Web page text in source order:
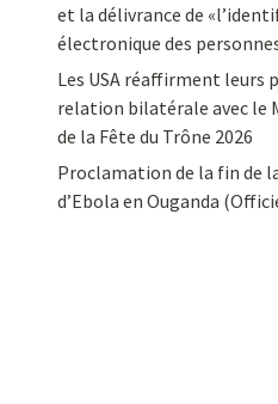
et la délivrance de
électronique des
Les USA réaffirment leurs
relation bilatérale avec le
de la Fête du Trône 2026
Proclamation de la fin de
d’Ebola en Ouganda